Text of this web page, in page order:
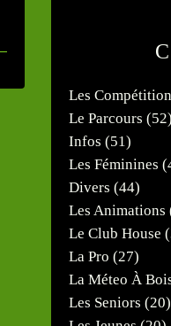
Les
Le Parcours (52)
Infos (51)
Les Féminines
Divers (44)
Les Animations
Le Club House
La Pro (27)
La Méteo À
Les Seniors (20)